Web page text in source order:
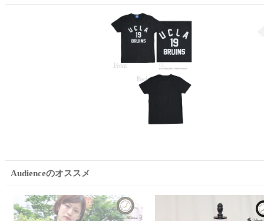
Audienceのオススメ